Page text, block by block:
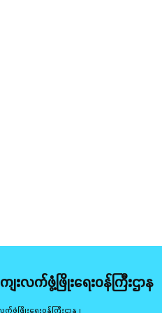
းလက်ဖွံ့ဖြိုးရေးဝန်ကြီးဌာန
ဖွံ့ဖြိုးရေးဝန်ကြီးဌာန ၊